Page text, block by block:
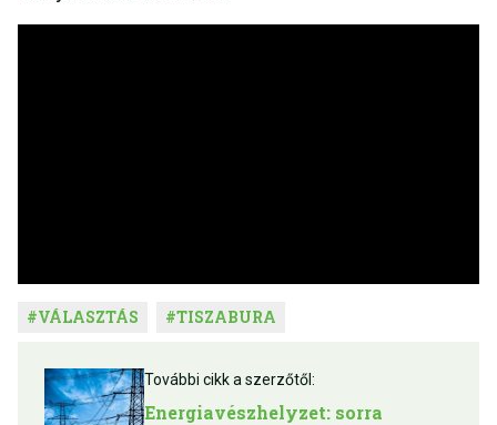
#VÁLASZTÁS #TISZABURA
További cikk a szerzőtől:
Energiavészhelyzet: sorra